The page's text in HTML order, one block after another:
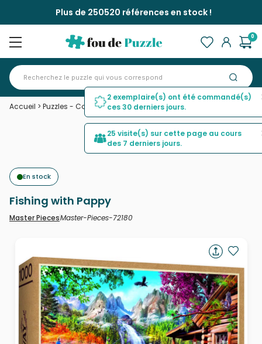
Plus de 250520 références en stock !
0
Accueil > Puzzles - Cottages et Châlets>Fishing with Pappy
En stock
Fishing with Pappy
Master PiecesMaster-Pieces-72180
2 exemplaire(s) ont été commandé(s)
ces 30 derniers jours.
25 visite(s) sur cette page au cours
des 7 derniers jours.